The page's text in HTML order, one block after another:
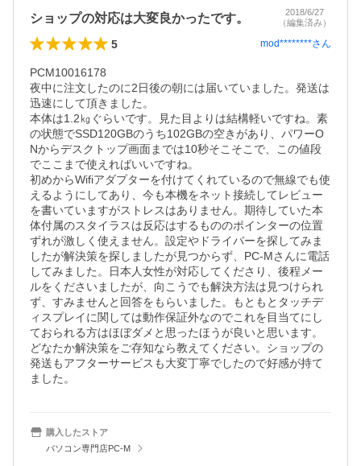
ショップの対応は大変良かったです。
2018/6/27
（編集済み）
5 mod********さん
PCM10016178
夜中に注文したのに2日後の朝には届いていました。発送は
迅速にして頂きました。
本体は1.2㎏ぐらいです。見た目よりは結構軽いですね。素
の状態でSSD120GBのうち102GBの空きがあり、パワーO
Nからデスクトップ画面までは10秒そこそこで、この値段
でここまで使えればいいですね。
初めからWifiアダプターを付けてくれているので無線でも使
えるようにしてあり、今も本機をネット接続してレビュー
を書いていますがストレスはありません。期待していた本
体付属のスタイラスは反応はするもののポインターの位置
ずれが激しく使えません。設定やドライバーを探してみま
したが解決策を探しましたが見つからず、PC-Mさんに電話
してみました。日本人女性が対応してくださり、後程メー
ルをくださいましたが、向こうでも解決方法は見つけられ
ず、すみませんと回答をもらいました。もともとタッチデ
ィスプレイに関しては動作保証外なのでこれを目当てにし
ておられる方はほぼダメと思ったほうが良いと思います。
どなたか解決策をご存知なら教えてください。ショップの
発送もアフターサービスも大変丁寧でしたので好感が持て
ました。
購入したストア
パソコン専門店PC-M